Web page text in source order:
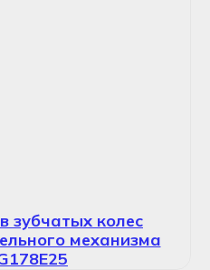
зубчатых колес
механизма